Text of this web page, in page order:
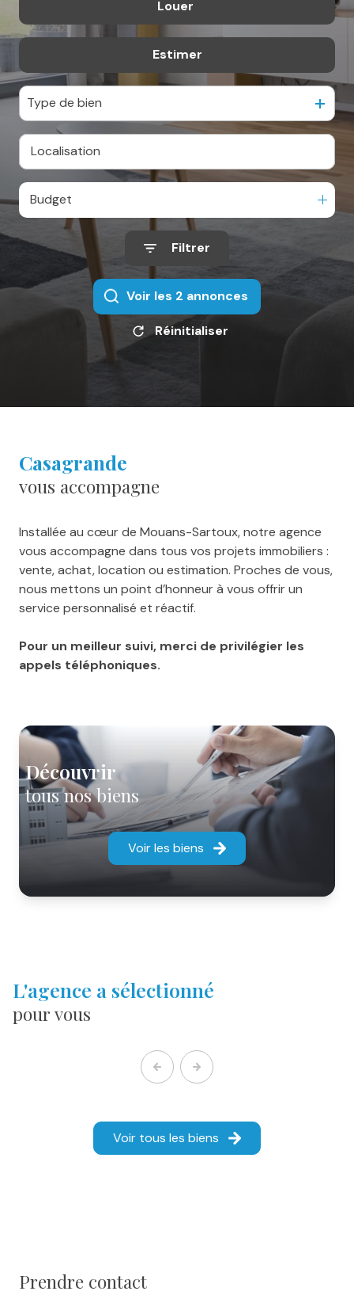
Estimation
Contact
De l'immo pro
Louer
Estimer
Type de bien
Budget
Filtrer
Voir les 2 annonces
Réinitialiser
découvrir
tous nos biens
Voir les biens
Casagrande
vous accompagne
Installée au cœur de Mouans-Sartoux, notre agence
vous accompagne dans tous vos projets immobiliers :
vente, achat, location ou estimation. Proches de vous,
nous mettons un point d’honneur à vous offrir un
service personnalisé et réactif.
Pour un meilleur suivi, merci de privilégier les
appels téléphoniques.
l'agence a sélectionné
pour vous
Voir tous les biens
prendre contact